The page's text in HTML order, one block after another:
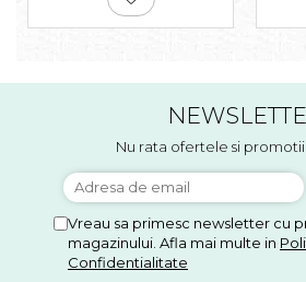
Nu rata ofertele si
Vreau sa primesc newsletter cu
magazinului. Afla mai multe in
Confidentialitate